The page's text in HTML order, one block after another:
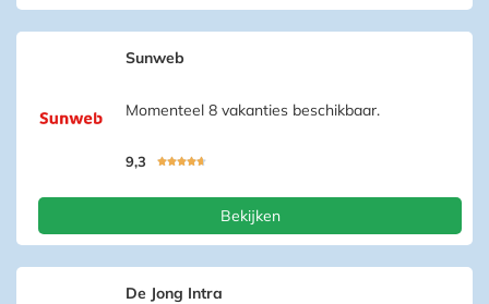
Sunweb
Momenteel 8 vakanties beschikbaar.
9,3 
Bekijken
De Jong Intra